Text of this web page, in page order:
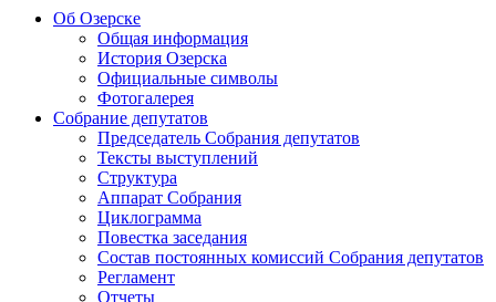
Об Озерске
Общая информация
История Озерска
Официальные символы
Фотогалерея
Собрание депутатов
Председатель Собрания депутатов
Тексты выступлений
Структура
Аппарат Собрания
Циклограмма
Повестка заседания
Состав постоянных комиссий Собрания депутатов
Регламент
Отчеты